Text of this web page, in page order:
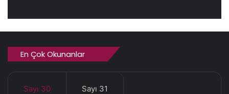
En Çok Okunanlar
Sayı 30 Sayı 31